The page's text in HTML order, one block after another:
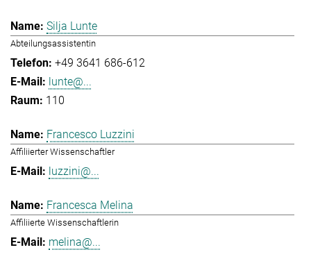
Silja Lunte
Abteilungsassistentin
+49 3641 686-612
lunte@...
110
Francesco Luzzini
Affiliierter Wissenschaftler
luzzini@...
Francesca Melina
Affiliierte Wissenschaftlerin
melina@...